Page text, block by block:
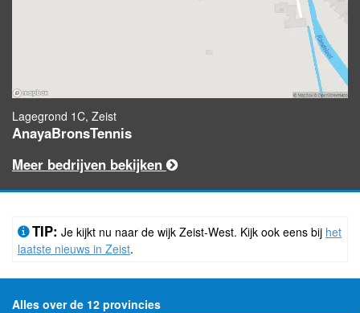
Lagegrond 1C, Zeist
AnayaBronsTennis
Meer bedrijven bekijken
TIP: Je kijkt nu naar de wijk Zeist-West. Kijk ook eens bij het
laatste nieuws in Zeist.
Alles over de 12 provincies